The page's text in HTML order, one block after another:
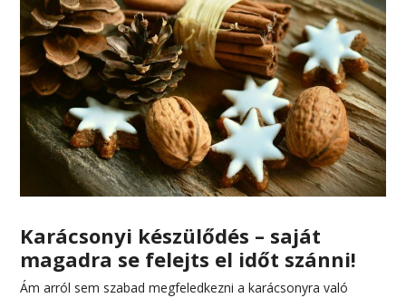
Karácsonyi készülődés – saját
magadra se felejts el időt szánni!
Ám arról sem szabad megfeledkezni a karácsonyra való